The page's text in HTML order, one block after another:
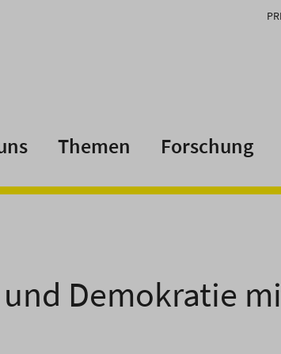
Themen Forschung
Demokratie